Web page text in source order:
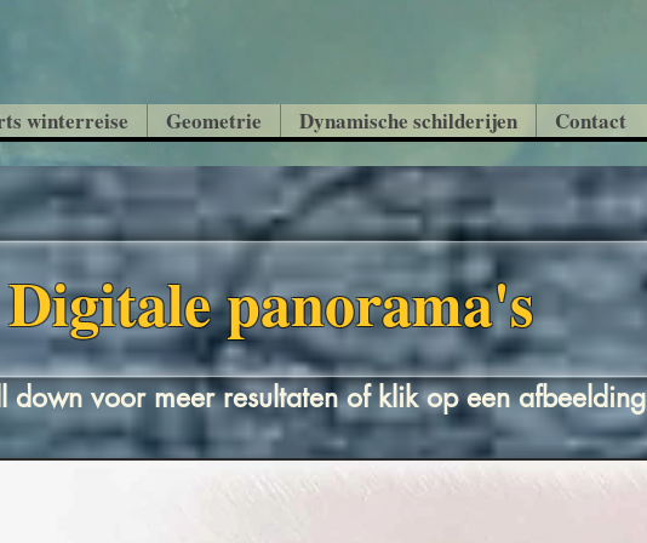
winterreise Geometrie Dynamische schilderijen Contact
Digitale panorama's
down voor meer resultaten of klik op een afbeelding